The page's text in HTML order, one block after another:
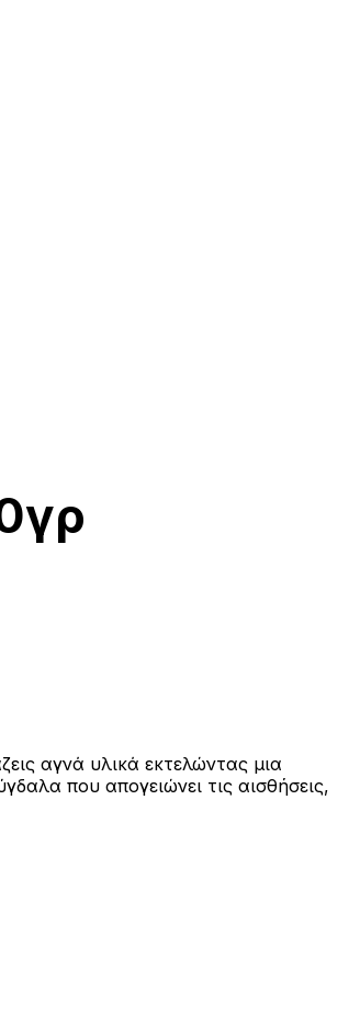
αγνά υλικά εκτελώντας μια
που απογειώνει τις αισθήσεις,